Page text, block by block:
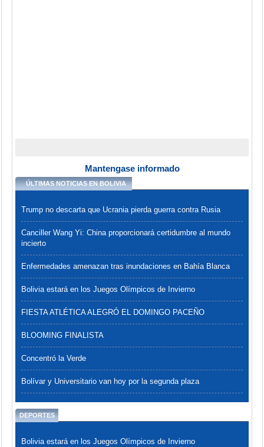
Mantengase informado
ÚLTIMAS NOTICIAS EN BOLIVIA
Trump no descarta que Ucrania pierda guerra contra Rusia
Canciller Wang Yi: China proporcionará certidumbre al mundo
incierto
Enfermedades amenazan tras inundaciones en Bahía Blanca
Bolivia estará en los Juegos Olímpicos de Invierno
FIESTA ATLÉTICA ALEGRÓ EL DOMINGO PACEÑO
BLOOMING FINALISTA
Concentró la Verde
Bolívar y Universitario van hoy por la segunda plaza
DEPORTES
Bolivia estará en los Juegos Olímpicos de Invierno